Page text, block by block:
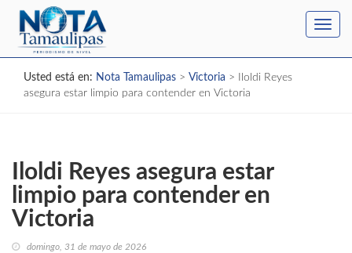
Usted está en: Nota Tamaulipas > Victoria >
Iloldi Reyes
asegura estar limpio para contender en Victoria
Iloldi Reyes asegura estar
limpio para contender en
Victoria
domingo, 31 de mayo de 2026